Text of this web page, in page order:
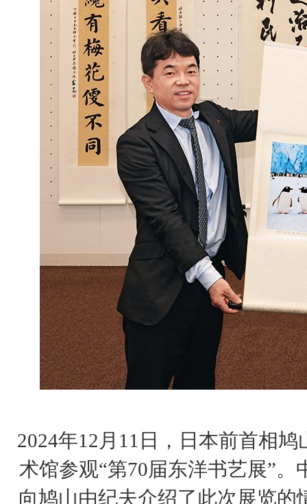
2024年12月11日，日本前首相
术馆参观“第70届东洋书艺展”
向鸠山由纪夫介绍了此次展览